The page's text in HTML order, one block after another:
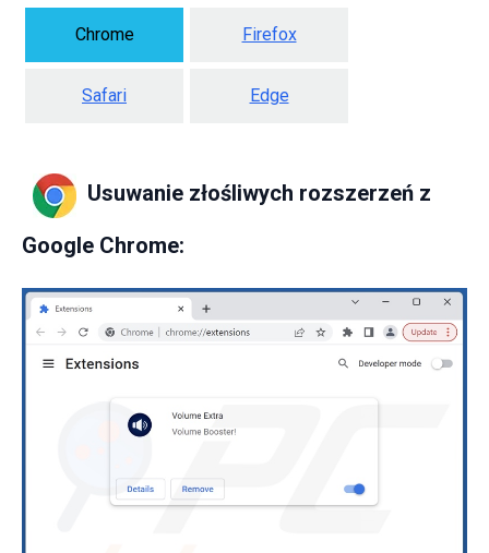
Chrome Firefox
Safari Edge
Usuwanie złośliwych rozszerzeń z
Google Chrome: